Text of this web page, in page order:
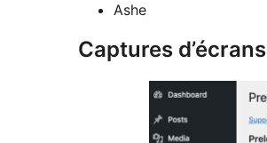
Ashe
Captures d’écrans